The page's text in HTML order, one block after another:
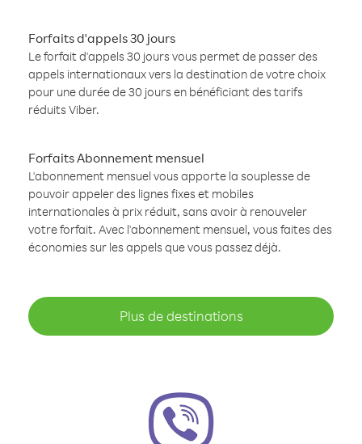
Forfaits d'appels 30 jours
Le forfait d'appels 30 jours vous permet de passer des
appels internationaux vers la destination de votre choix
pour une durée de 30 jours en bénéficiant des tarifs
réduits Viber.
Forfaits Abonnement mensuel
L'abonnement mensuel vous apporte la souplesse de
pouvoir appeler des lignes fixes et mobiles
internationales à prix réduit, sans avoir à renouveler
votre forfait. Avec l'abonnement mensuel, vous faites des
économies sur les appels que vous passez déjà.
Plus de destinations